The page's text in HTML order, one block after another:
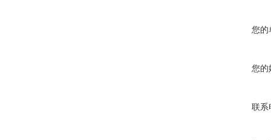
您的
您的
联系